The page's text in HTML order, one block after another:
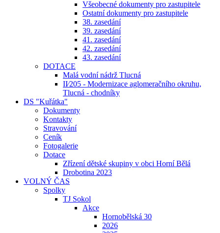
Všeobecné dokumenty pro zastupitele
Ostatní dokumenty pro zastupitele
38. zasedání
39. zasedání
41. zasedání
42. zasedání
43. zasedání
DOTACE
Malá vodní nádrž Tlucná
II⁄205 - Modernizace aglomeračního okruhu,
Tlucná - chodníky
DS "Kuřátka"
Dokumenty
Kontakty
Stravování
Ceník
Fotogalerie
Dotace
Zřízení dětské skupiny v obci Horní Bělá
Drobotina 2023
VOLNÝ ČAS
Spolky
TJ Sokol
Akce
Hornobělská 30
2026